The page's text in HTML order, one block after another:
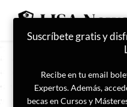
Suscríbete gratis y
Recibe en tu email
Expertos. Además,
becas en Cursos y